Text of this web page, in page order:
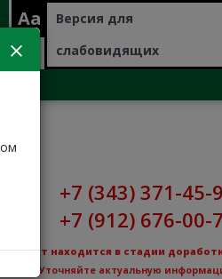
Aa
Версия для
слабовидящих
+7 (343) 371-45-
+7 (912) 676-00-
Сайт находится в стадии
Уточняйте актуальную